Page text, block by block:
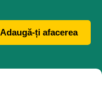
Adaugă-ți afacerea